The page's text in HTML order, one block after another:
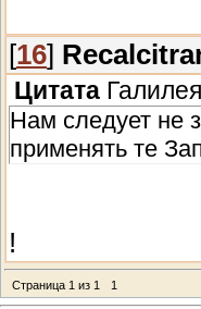
[16]
Цитата
Нам следует не
применять те
!
Страница 1 из 1 1